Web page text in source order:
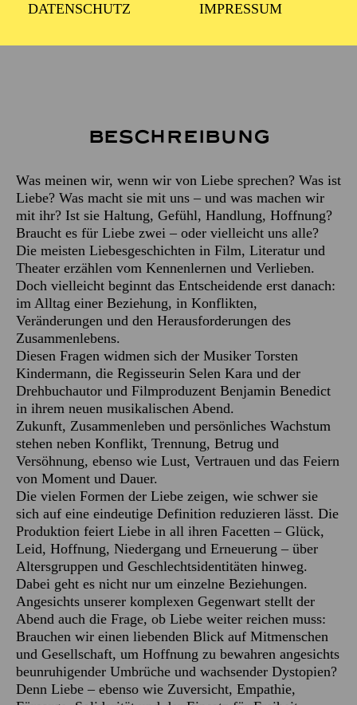
DATENSCHUTZ IMPRESSUM
Beschreibung
Was meinen wir, wenn wir von Liebe sprechen? Was ist
Liebe? Was macht sie mit uns – und was machen wir
mit ihr? Ist sie Haltung, Gefühl, Handlung, Hoffnung?
Braucht es für Liebe zwei – oder vielleicht uns alle?
Die meisten Liebesgeschichten in Film, Literatur und
Theater erzählen vom Kennenlernen und Verlieben.
Doch vielleicht beginnt das Entscheidende erst danach:
im Alltag einer Beziehung, in Konflikten,
Veränderungen und den Herausforderungen des
Zusammenlebens.
Diesen Fragen widmen sich der Musiker Torsten
Kindermann, die Regisseurin Selen Kara und der
Drehbuchautor und Filmproduzent Benjamin Benedict
in ihrem neuen musikalischen Abend.
Zukunft, Zusammenleben und persönliches Wachstum
stehen neben Konflikt, Trennung, Betrug und
Versöhnung, ebenso wie Lust, Vertrauen und das Feiern
von Moment und Dauer.
Die vielen Formen der Liebe zeigen, wie schwer sie
sich auf eine eindeutige Definition reduzieren lässt. Die
Produktion feiert Liebe in all ihren Facetten – Glück,
Leid, Hoffnung, Niedergang und Erneuerung – über
Altersgruppen und Geschlechtsidentitäten hinweg.
Dabei geht es nicht nur um einzelne Beziehungen.
Angesichts unserer komplexen Gegenwart stellt der
Abend auch die Frage, ob Liebe weiter reichen muss:
Brauchen wir einen liebenden Blick auf Mitmenschen
und Gesellschaft, um Hoffnung zu bewahren angesichts
beunruhigender Umbrüche und wachsender Dystopien?
Denn Liebe – ebenso wie Zuversicht, Empathie,